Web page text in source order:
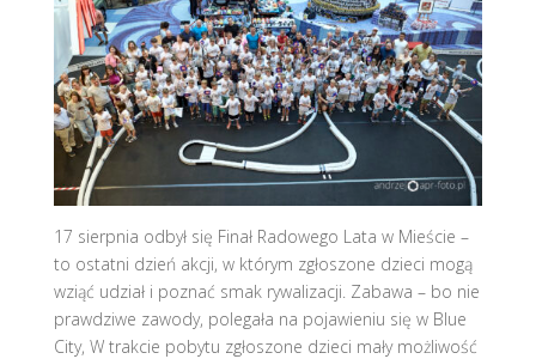
17 sierpnia odbył się Finał Radowego Lata w Mieście –
to ostatni dzień akcji, w którym zgłoszone dzieci mogą
wziąć udział i poznać smak rywalizacji. Zabawa – bo nie
prawdziwe zawody, polegała na pojawieniu się w Blue
City, W trakcie pobytu zgłoszone dzieci mały możliwość